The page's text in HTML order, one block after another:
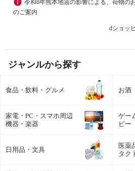
令和8年熊本地震の影響による、荷物の
のご案内
dショッ
ジャンルから探す
食品・飲料・グルメ お酒
家電・PC・スマホ周辺
機器・楽器
ゲー
ビー
日用品・文具
医薬
タク